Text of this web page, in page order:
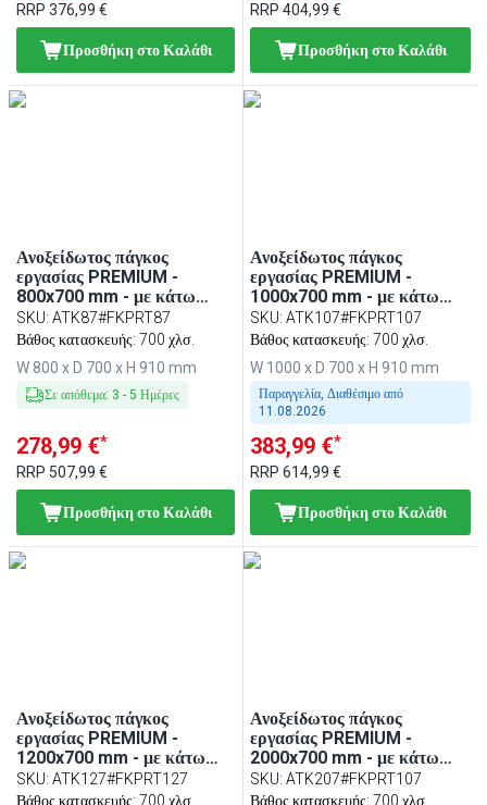
RRP 376,99 €
Προσθήκη στο Καλάθι
RRP404,99 €
Προσθήκη στο Καλάθι
Ανοξείδωτος πάγκος
εργασίας PREMIUM -
800x700 mm - με κάτω
ράφι - περιλαμβάνει πλάκα
κοπής πολυαιθυλενίου
SKU: ATK87#FKPRT87
Βάθος κατασκευής: 700 χλσ.
W 800 x D 700 x H 910 mm
Σε απόθεμα: 3 - 5 Ημέρες
278,99 €*
RRP 507,99 €
Προσθήκη στο Καλάθι
Ανοξείδωτος πάγκος
εργασίας PREMIUM -
1000x700 mm - με κάτω
ράφι - περιλαμβάνει πλάκα
κοπής πολυαιθυλενίου
SKU:ATK107#FKPRT107
Βάθος κατασκευής: 700 χλσ.
W 1000 x D 700 x H 910 mm
Παραγγελία, Διαθέσιμο από
11.08.2026
383,99 €*
RRP614,99 €
Προσθήκη στο Καλάθι
Ανοξείδωτος πάγκος
εργασίας PREMIUM -
1200x700 mm - με κάτω
ράφι - περιλαμβάνει πλάκα
κοπής πολυαιθυλενίου
SKU: ATK127#FKPRT127
Βάθος κατασκευής: 700 χλσ.
Ανοξείδωτος πάγκος
εργασίας PREMIUM -
2000x700 mm - με κάτω
ράφι - περιλαμβάνει πλάκα
κοπής πολυαιθυλενίου
SKU:ATK207#FKPRT107
Βάθος κατασκευής: 700 χλσ.